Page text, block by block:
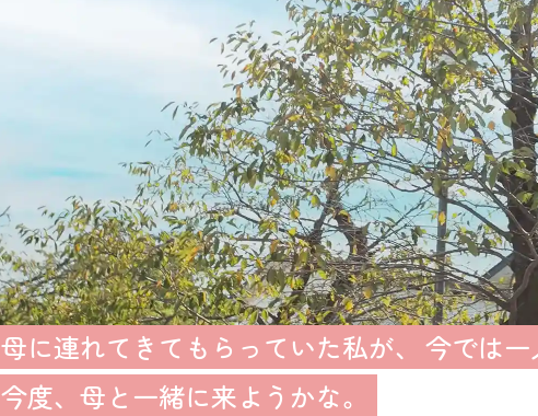
母に連れてきてもらっていた私が、 今では
今度、母と一緒に来ようかな。